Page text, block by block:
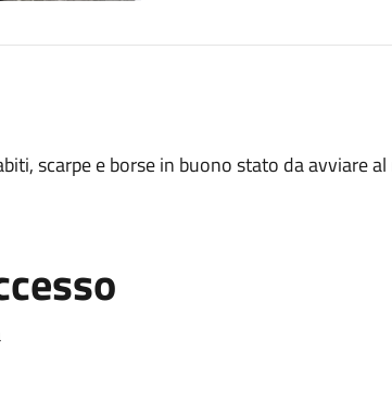
scarpe e borse in buono stato da avviare